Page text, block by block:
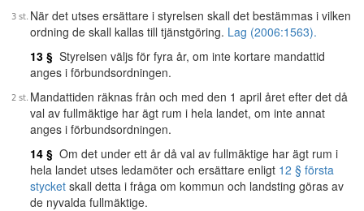
När det utses ersättare i styrelsen skall det bestämmas i vilken
ordning de skall kallas till tjänstgöring. Lag (2006:1563).
13 § Styrelsen väljs för fyra år, om inte kortare mandattid
anges i förbundsordningen.
Mandattiden räknas från och med den 1 april året efter det då
val av fullmäktige har ägt rum i hela landet, om inte annat
anges i förbundsordningen.
14 § Om det under ett år då val av fullmäktige har ägt rum i
hela landet utses ledamöter och ersättare enligt 12 § första
stycket skall detta i fråga om kommun och landsting göras av
de nyvalda fullmäktige.